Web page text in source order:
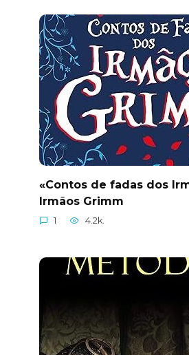
«Contos de fadas dos
Irmãos Grimm
1 4.2k.